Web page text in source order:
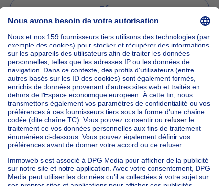
Gérer
Accueil
Agences immobilières
Agences immobilières à Linkebeek
MACNASH SUD
Nos maisons hors de la Belgique
Maison à vendre France
Maison à vendre Espagne
Maison à vendre Italie
Maison à vendre Luxembourg
Maison à vendre Pays-bas
Nos biens pas chèrsMaison à vendre pas cher
Appartements à louer pas cher
Nos biens à louer avec chambres